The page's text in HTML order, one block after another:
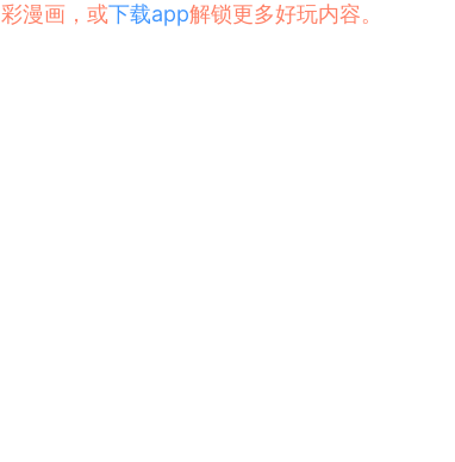
彩漫画，或下载app解锁更多好玩内容。